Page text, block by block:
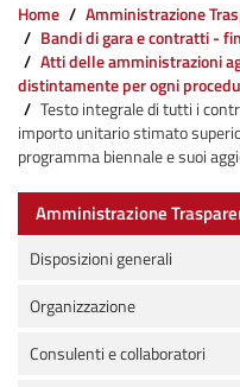
Home
Amministrazione
Bandi di gara e contratti -
Atti delle amministrazioni
distintamente per ogni
Testo integrale di tutti i
importo unitario stimato
programma biennale e suoi
Amministrazione
Disposizioni generali
Organizzazione
Consulenti e collaboratori